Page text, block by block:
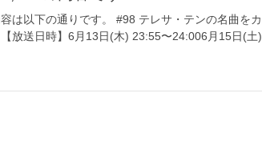
は以下の通りです。 #98 テレサ・テンの名曲をカ
放送日時】6月13日(木) 23:55〜24:006月15日(土)